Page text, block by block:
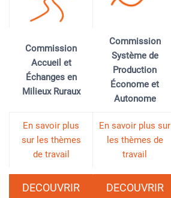
Commission
Accueil et
Échanges en
Milieux Ruraux
Commission
Système de
Production
Économe et
Autonome
En savoir plus
sur les thèmes
de travail
En savoir plus sur
les thèmes de
travail
DECOUVRIR DECOUVRIR